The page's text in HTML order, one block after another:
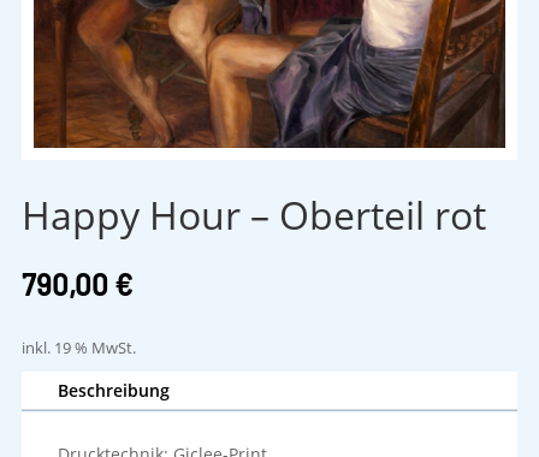
Happy Hour – Oberteil rot
790,00 €
inkl. 19 % MwSt.
Beschreibung